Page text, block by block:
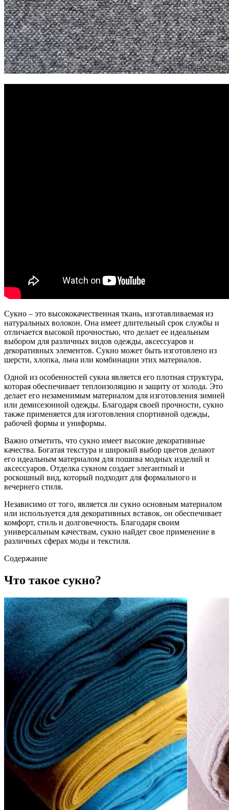
Сукно – это высококачественная ткань, изготавливаемая из
натуральных волокон. Она имеет длительный срок службы и
отличается высокой прочностью, что делает ее идеальным
выбором для различных видов одежды, аксессуаров и
декоративных элементов. Сукно может быть изготовлено из
шерсти, хлопка, льна или комбинации этих материалов.
Одной из особенностей сукна является его плотная структура,
которая обеспечивает теплоизоляцию и защиту от холода. Это
делает его незаменимым материалом для изготовления зимней
или демисезонной одежды. Благодаря своей прочности, сукно
также применяется для изготовления спортивной одежды,
рабочей формы и униформы.
Важно отметить, что сукно имеет высокие декоративные
качества. Богатая текстура и широкий выбор цветов делают
его идеальным материалом для пошива модных изделий и
аксессуаров. Отделка сукном создает элегантный и
роскошный вид, который подходит для формального и
вечернего стиля.
Независимо от того, является ли сукно основным материалом
или используется для декоративных вставок, он обеспечивает
комфорт, стиль и долговечность. Благодаря своим
универсальным качествам, сукно найдет свое применение в
различных сферах моды и текстиля.
Содержание
Что такое сукно?